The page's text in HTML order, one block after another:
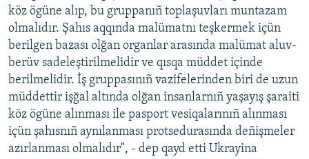
köz ögüne alıp, bu gruppanıñ toplaşuvları muntazam
olmalıdır. Şahıs aqqında malümatnı teşkermek içün
berilgen bazası olğan organlar arasında malümat aluv-
berüv sadeleştirilmelidir ve qısqa müddet içinde
berilmelidir. İş gruppasınıñ vazifelerinden biri de uzun
müddettir işğal altında olğan insanlarnıñ yaşayış şaraiti
köz ögüne alınması ile pasport vesiqalarınıñ alınması
içün şahısnıñ aynılanması protsedurasında deñişmeler
azırlanması olmalıdır", - dep qayd etti Ukrayina